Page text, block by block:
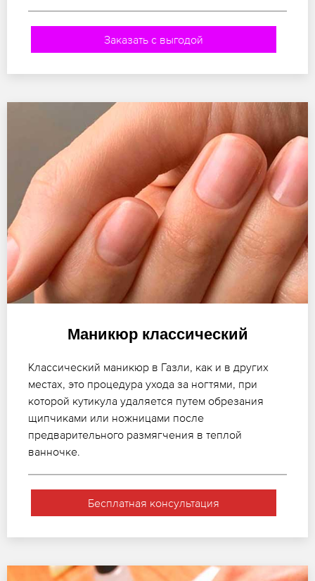
Заказать с выгодой
Маникюр классический
Классический маникюр в Газли, как и в других
местах, это процедура ухода за ногтями, при
которой кутикула удаляется путем обрезания
щипчиками или ножницами после
предварительного размягчения в теплой
ванночке.
Бесплатная консультация